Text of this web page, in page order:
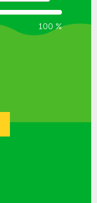
100 %